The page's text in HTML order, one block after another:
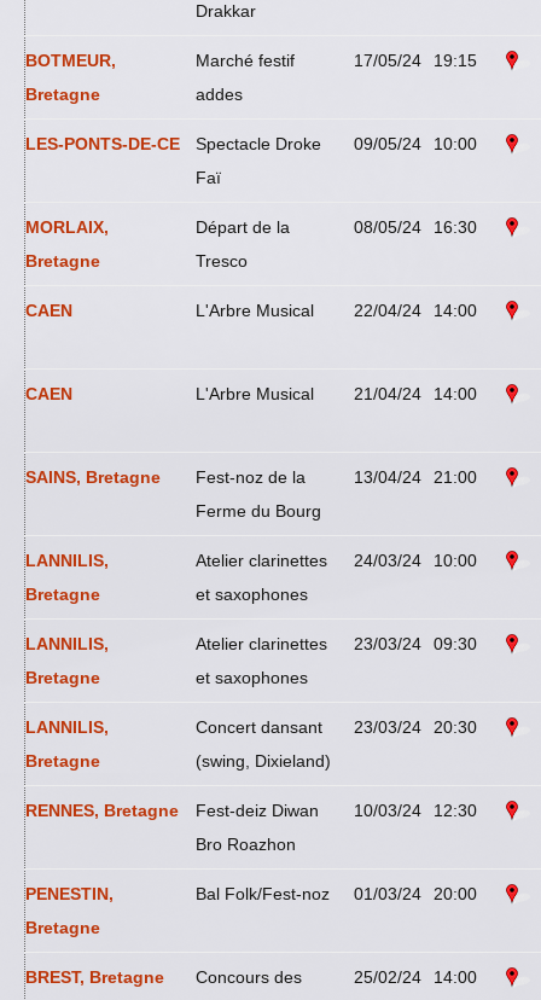
Drakkar
BOTMEUR,
Bretagne
Marché festif
addes
17/05/24 19:15
LES-PONTS-DE-CE
Spectacle Droke
Faï
09/05/24 10:00
MORLAIX,
Bretagne
Départ de la
Tresco
08/05/24 16:30
CAEN L'Arbre Musical 22/04/24 14:00
CAEN L'Arbre Musical 21/04/24 14:00
SAINS, Bretagne
Fest-noz de la
Ferme du Bourg
13/04/24 21:00
LANNILIS,
Bretagne
Atelier clarinettes
et saxophones
24/03/24 10:00
LANNILIS,
Bretagne
Atelier clarinettes
et saxophones
23/03/24 09:30
LANNILIS,
Bretagne
Concert dansant
(swing, Dixieland)
23/03/24 20:30
RENNES, Bretagne
Fest-deiz Diwan
Bro Roazhon
10/03/24 12:30
PENESTIN,
Bretagne
Bal Folk/Fest-noz 01/03/24 20:00
BREST, Bretagne
Concours des
25/02/24 14:00